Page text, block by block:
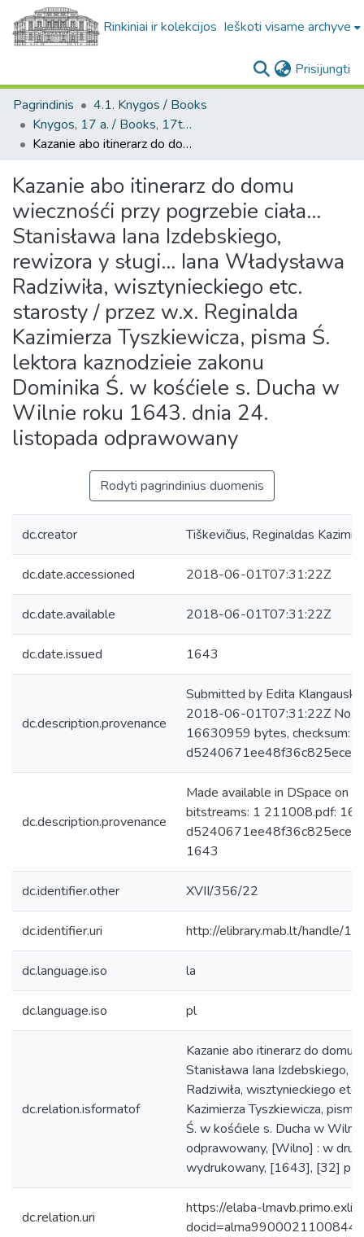
Rinkiniai ir kolekcijos Ieškoti visame archyve
Prisijungti
Pagrindinis
4.1. Knygos / Books
Knygos, 17 a. / Books, 17th century
Kazanie abo itinerarz do domu wiecznośći przy pogrzebie ciała... Stanisława Iana Izdebskiego, rewizora y sługi... Iana Władysława Radziwiła, wisztynieckiego etc. starosty / przez w.x. Reginalda Kazimierza Tyszkiewicza, pisma Ś. lektora kaznodzieie zakonu Dominika Ś. w kośćiele s. Ducha w Wilnie roku 1643. dnia 24. listopada odprawowany
Kazanie abo itinerarz do domu
wiecznośći przy pogrzebie ciała...
Stanisława Iana Izdebskiego,
rewizora y sługi... Iana Władysława
Radziwiła, wisztynieckiego etc.
starosty / przez w.x. Reginalda
Kazimierza Tyszkiewicza, pisma Ś.
lektora kaznodzieie zakonu
Dominika Ś. w kośćiele s. Ducha w
Wilnie roku 1643. dnia 24.
listopada odprawowany
Rodyti pagrindinius duomenis
dc.creator Tiškevičius, Reginaldas
dc.date.accessioned 2018-06-01T07:31:22Z
dc.date.available 2018-06-01T07:31:22Z
dc.date.issued 1643
dc.description.provenance
Submitted by Edita
2018-06-01T07:31:22Z No.
16630959 bytes, checksum:
dc.description.provenance
Made available in DSpace on
bitstreams: 1 211008.pdf:
1643
dc.identifier.other XVII/356/22
dc.identifier.uri http://elibrary.mab.lt/handle/1/
dc.language.iso la
dc.language.iso pl
dc.relation.isformatof
Kazanie abo itinerarz do domu
Stanisława Iana Izdebskiego,
Radziwiła, wisztynieckiego
Kazimierza Tyszkiewicza,
Ś. w kośćiele s. Ducha w
odprawowany, [Wilno] : w
wydrukowany, [1643], [32] p :
dc.relation.uri
https://elaba-